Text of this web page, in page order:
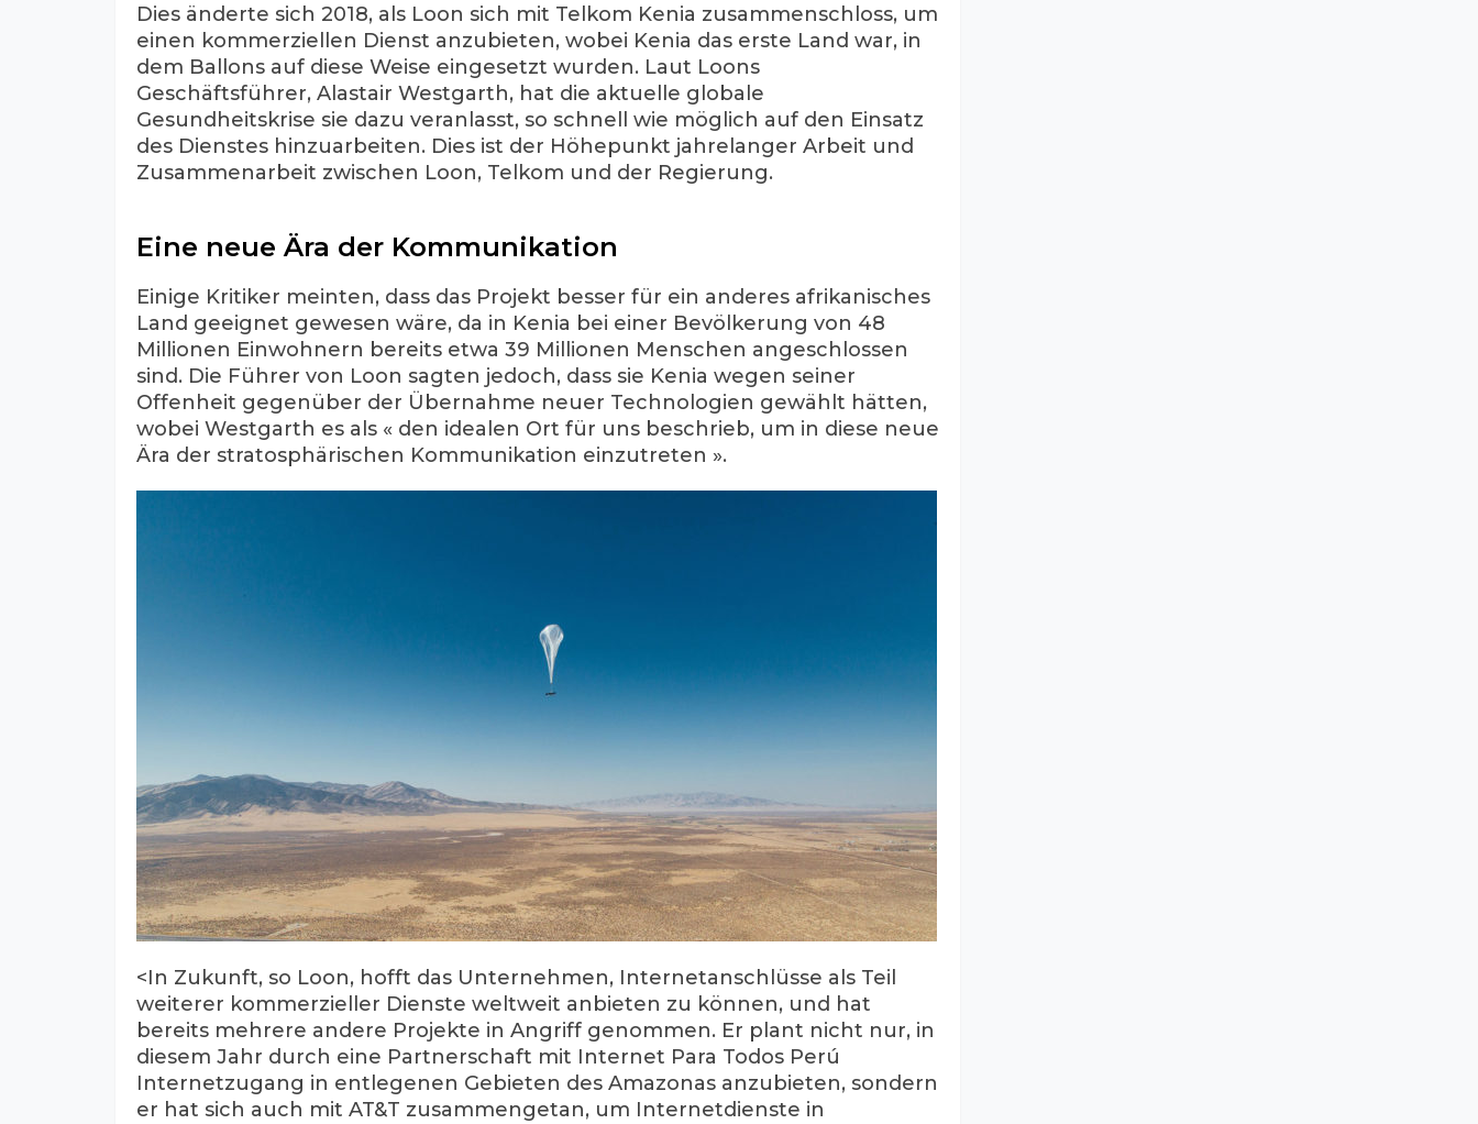
Dies änderte sich 2018, als Loon sich mit Telkom Kenia zusammenschloss, um
einen kommerziellen Dienst anzubieten, wobei Kenia das erste Land war, in
dem Ballons auf diese Weise eingesetzt wurden. Laut Loons
Geschäftsführer, Alastair Westgarth, hat die aktuelle globale
Gesundheitskrise sie dazu veranlasst, so schnell wie möglich auf den Einsatz
des Dienstes hinzuarbeiten. Dies ist der Höhepunkt jahrelanger Arbeit und
Zusammenarbeit zwischen Loon, Telkom und der Regierung.
Eine neue Ära der Kommunikation
Einige Kritiker meinten, dass das Projekt besser für ein anderes afrikanisches
Land geeignet gewesen wäre, da in Kenia bei einer Bevölkerung von 48
Millionen Einwohnern bereits etwa 39 Millionen Menschen angeschlossen
sind. Die Führer von Loon sagten jedoch, dass sie Kenia wegen seiner
Offenheit gegenüber der Übernahme neuer Technologien gewählt hätten,
wobei Westgarth es als « den idealen Ort für uns beschrieb, um in diese neue
Ära der stratosphärischen Kommunikation einzutreten ».
<In Zukunft, so Loon, hofft das Unternehmen, Internetanschlüsse als Teil
weiterer kommerzieller Dienste weltweit anbieten zu können, und hat
bereits mehrere andere Projekte in Angriff genommen. Er plant nicht nur, in
diesem Jahr durch eine Partnerschaft mit Internet Para Todos Perú
Internetzugang in entlegenen Gebieten des Amazonas anzubieten, sondern
er hat sich auch mit AT&T zusammengetan, um Internetdienste in